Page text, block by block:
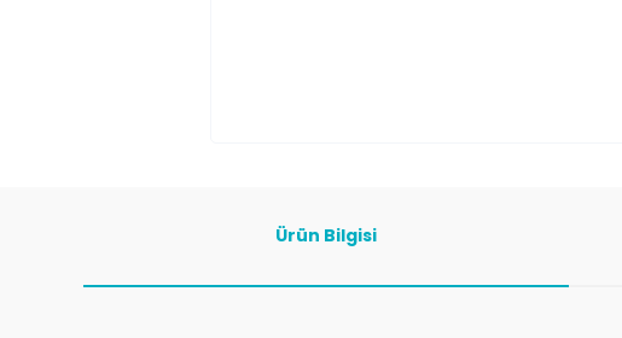
Ürün Bilgisi